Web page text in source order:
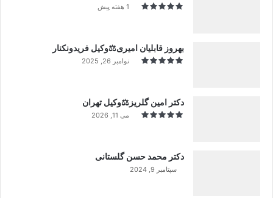
1 هفته پیش
بهروز قابلیان امیری⚖️وکیل فریدونکنار
نوامبر 26, 2025
دکتر امین گلریز⚖️وکیل تهران
می 11, 2026
دکتر محمد حسن گلستانی
سپتامبر 9, 2024